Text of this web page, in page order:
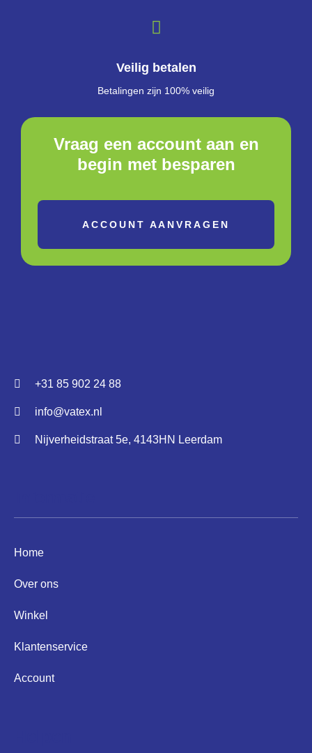
Veilig betalen
Betalingen zijn 100% veilig
Vraag een account aan en
begin met besparen
ACCOUNT AANVRAGEN
+31 85 902 24 88
info@vatex.nl
Nijverheidstraat 5e, 4143HN Leerdam
Home
Over ons
Winkel
Klantenservice
Account